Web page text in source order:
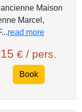
Maison
Marcel,
read more
15 € / pers.
Book